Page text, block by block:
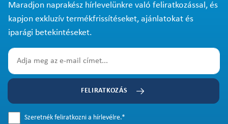
Maradjon naprakész hírlevelünkre való feliratkozással, és
kapjon exkluzív termékfrissítéseket, ajánlatokat és
iparági betekintéseket.
FELIRATKOZÁS
Szeretnék feliratkozni a hírlevélre.*